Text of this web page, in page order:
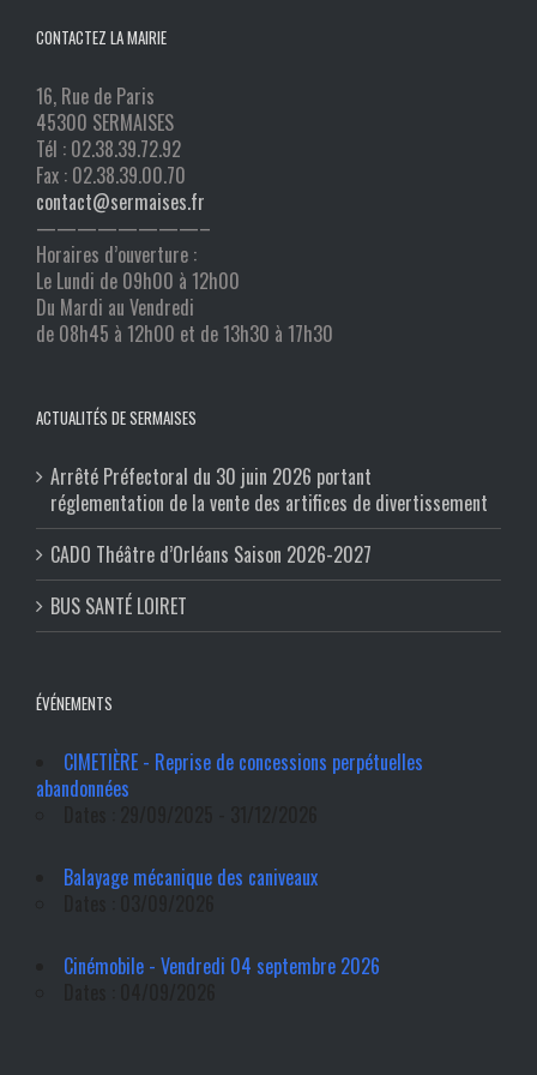
CONTACTEZ LA MAIRIE
16, Rue de Paris
45300 SERMAISES
Tél : 02.38.39.72.92
Fax : 02.38.39.00.70
contact@sermaises.fr
————————–
Horaires d’ouverture :
Le Lundi de 09h00 à 12h00
Du Mardi au Vendredi
de 08h45 à 12h00 et de 13h30 à 17h30
ACTUALITÉS DE SERMAISES
Arrêté Préfectoral du 30 juin 2026 portant
réglementation de la vente des artifices de divertissement
CADO Théâtre d’Orléans Saison 2026-2027
BUS SANTÉ LOIRET
ÉVÉNEMENTS
CIMETIÈRE - Reprise de concessions perpétuelles
abandonnées
Balayage mécanique des caniveaux
Cinémobile - Vendredi 04 septembre 2026